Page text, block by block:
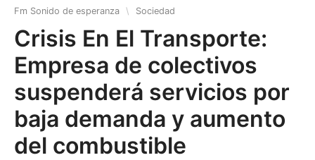
Fm Sonido de esperanza \ Sociedad
Crisis En El Transporte:
Empresa de colectivos
suspenderá servicios por
baja demanda y aumento
del combustible